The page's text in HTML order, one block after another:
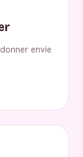
envie